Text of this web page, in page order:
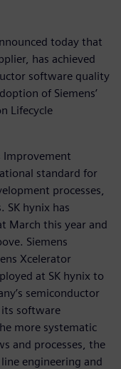
today that
has achieved
software quality
of Siemens’
Lifecycle
Improvement
standard for
processes,
SK hynix has
March this year and
Siemens
Xcelerator
at SK hynix to
semiconductor
software
more systematic
and processes, the
engineering and